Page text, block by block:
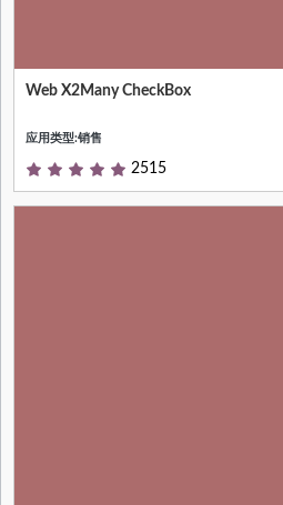
Form表单视图中，对于X2Many字段的
Web X2Many CheckBox
应用类型:销售
2515